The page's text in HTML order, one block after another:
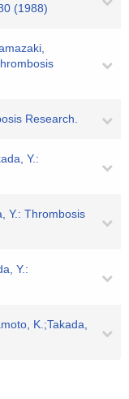
(1988)
Research.
Y.:
Y.: Thrombosis
Y.:
K.;Takada,